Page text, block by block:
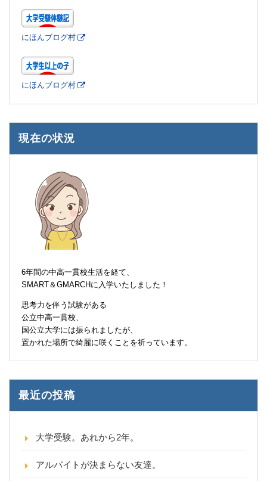
にほんブログ村
にほんブログ村
現在の状況
6年間の中高一貫校生活を経て、
SMART＆GMARCHに入学いたしました！
思考力を伴う試験がある
公立中高一貫校、
国公立大学には振られましたが、
置かれた場所で綺麗に咲くことを祈っています。
最近の投稿
大学受験。あれから2年。
アルバイトが決まらない友達。